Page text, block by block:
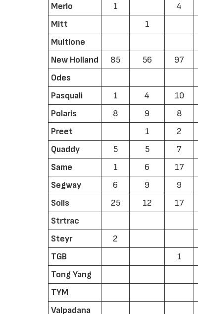
Merlo
1 4
Mitt
1
Multione
New Holland
85 56 97
Odes
Pasquali
1 4 10
Polaris
8 9 8
Preet
1 2
Quaddy
5 5 7
Same
1 6 17
Segway
6 9 9
Solis
25 12 17
Strtrac
Steyr
2
TGB
1
Tong Yang
TYM
Valpadana